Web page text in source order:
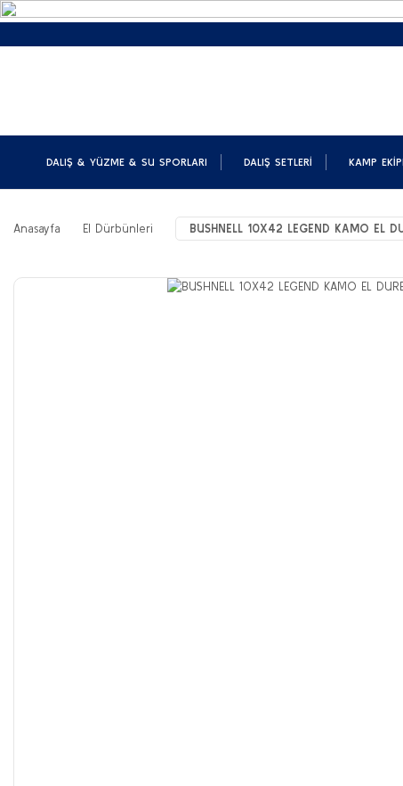
DALIŞ & YÜZME & SU SPORLARI DALIŞ SETLERI KAMP
Anasayfa El Dürbünleri BUSHNELL 10X42 LEGEND KAMO EL